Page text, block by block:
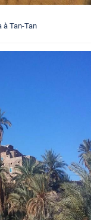
à Tan-Tan